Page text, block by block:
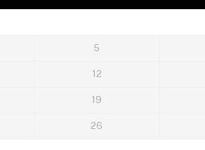
5
12
19
26